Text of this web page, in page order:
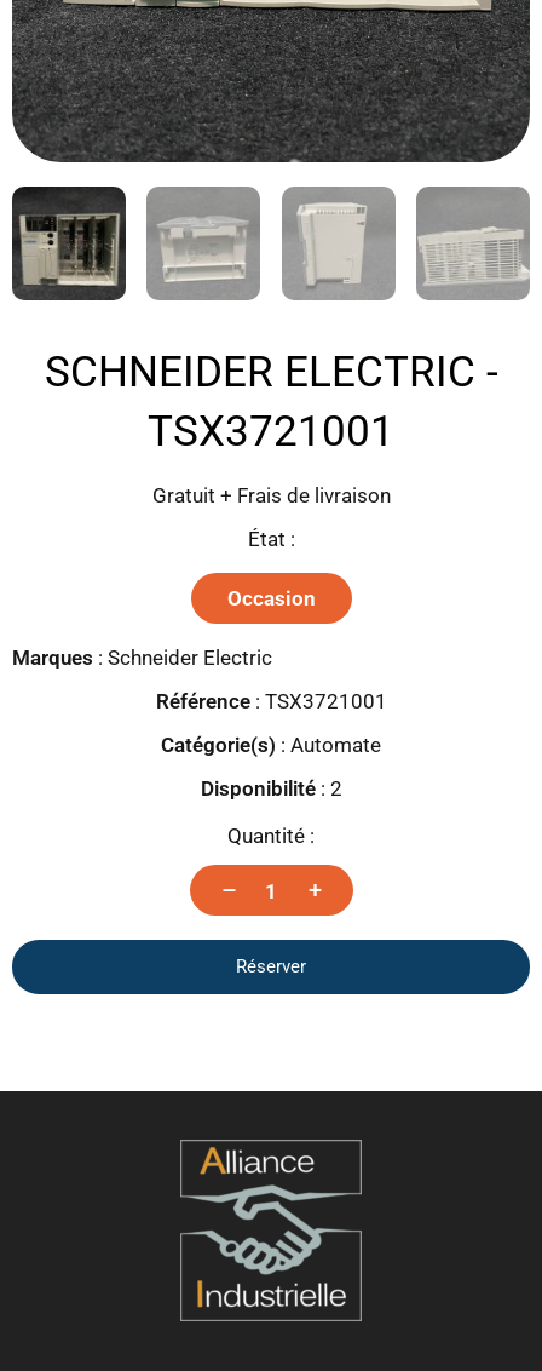
SCHNEIDER ELECTRIC -
TSX3721001
Gratuit + Frais de livraison
État :
Occasion
Marques : Schneider Electric
Référence: TSX3721001
Catégorie(s) : Automate
Disponibilité: 2
Quantité :
– +
Réserver